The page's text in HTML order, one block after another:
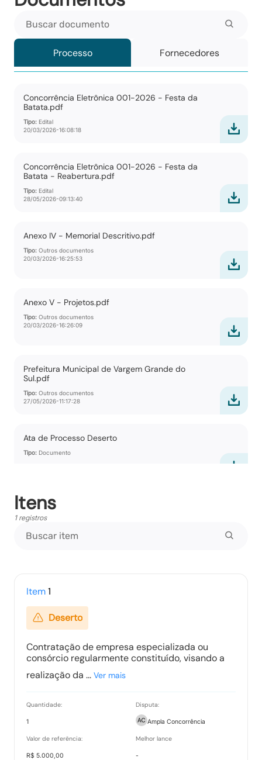
Processo Fornecedores
Concorrência Eletrônica 001-2026 - Festa da
Batata.pdf
Tipo: Edital
20/03/2026-16:08:18
Concorrência Eletrônica 001-2026 - Festa da
Batata - Reabertura.pdf
Tipo: Edital
28/05/2026-09:13:40
Anexo IV - Memorial Descritivo.pdf
Tipo: Outros documentos
20/03/2026-16:25:53
Anexo V - Projetos.pdf
Tipo: Outros documentos
20/03/2026-16:26:09
Prefeitura Municipal de Vargem Grande do
Sul.pdf
Tipo: Outros documentos
27/05/2026-11:17:28
Ata de Processo Deserto
Tipo: Documento
Itens
1 registros
Item1
Deserto
Contratação de empresa especializada ou
consórcio regularmente constituído, visando a
realização da ... Ver mais
Quantidade:
1
Disputa:
Ampla Concorrência
Valor de referência:
R$ 5.000,00
Melhor lance
-